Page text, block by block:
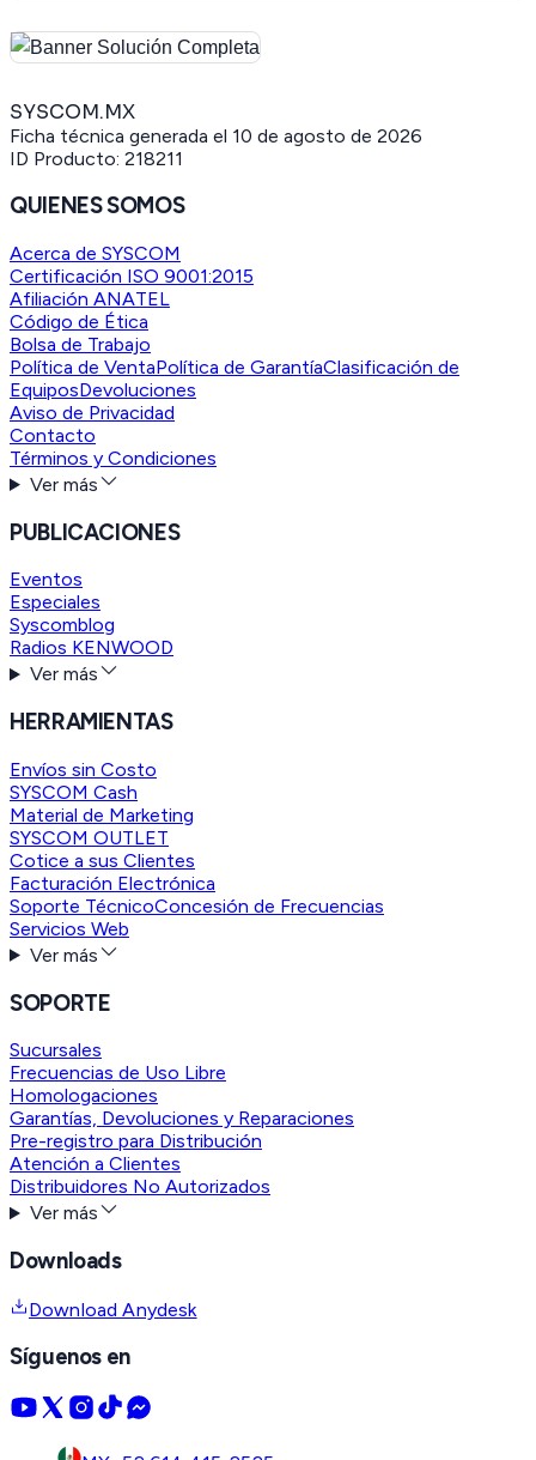
SYSCOM.MX
Ficha técnica generada el 10 de agosto de 2026
ID Producto: 218211
QUIENES SOMOS
Acerca de SYSCOM
Certificación ISO 9001:2015
Afiliación ANATEL
Código de Ética
Bolsa de Trabajo
Política de VentaPolítica de GarantíaClasificación de
EquiposDevoluciones
Aviso de Privacidad
Contacto
Términos y Condiciones
Ver más
PUBLICACIONES
Eventos
Especiales
Syscomblog
Radios KENWOOD
Ver más
HERRAMIENTAS
Envíos sin Costo
SYSCOM Cash
Material de Marketing
SYSCOM OUTLET
Cotice a sus Clientes
Facturación Electrónica
Soporte TécnicoConcesión de Frecuencias
Servicios Web
Ver más
SOPORTE
Sucursales
Frecuencias de Uso Libre
Homologaciones
Garantías, Devoluciones y Reparaciones
Pre-registro para Distribución
Atención a Clientes
Distribuidores No Autorizados
Ver más
Downloads
Download Anydesk
Síguenos en